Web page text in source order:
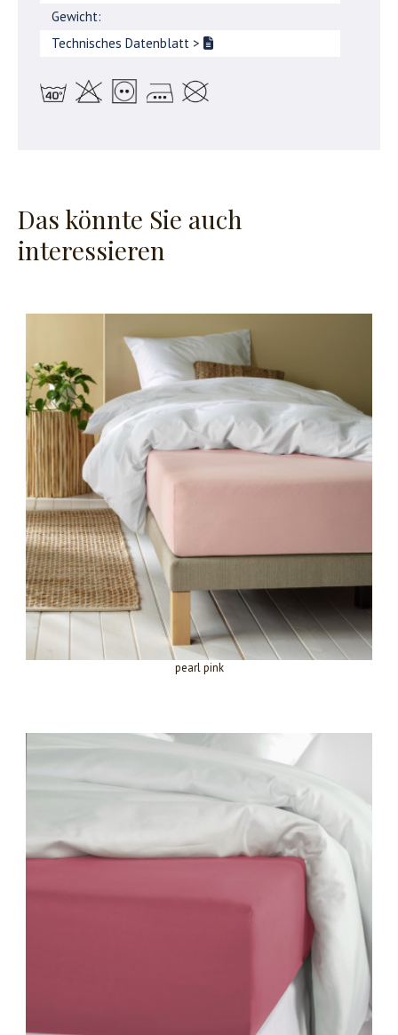
Gewicht:
Technisches Datenblatt >
Das könnte Sie auch
interessieren
pearl pink